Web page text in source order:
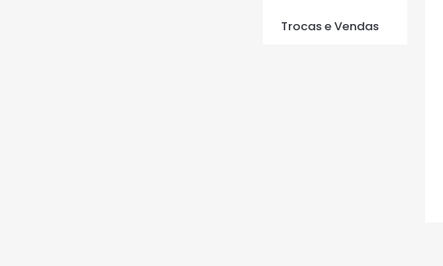
Trocas e Vendas